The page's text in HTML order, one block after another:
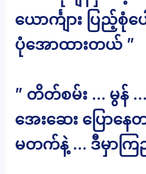
ယောင်္ကျား ပြည့်စုံ
ပုံအောထားတယ် ”
” တိတ်စမ်း … မွန်
အေးဆေး ပြောန
မတက်နဲ့ … ဒီမှာကြ